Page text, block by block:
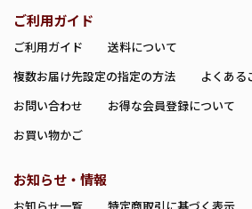
ご利用ガイド
ご利用ガイド
送料について
複数お届け先設定の指定の方法
よくある
お問い合わせ
お得な会員登録について
お買い物かご
お知らせ・情報